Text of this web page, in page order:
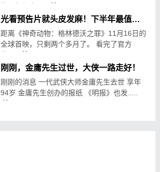
光看预告片就头皮发麻！下半年最值得期待的电影，来了！
距离《神奇动物：格林德沃之罪》11月16日的
全球首映，只剩两个多月了。 看完了官方
刚刚，金庸先生过世，大侠一路走好！
刚刚的消息 一代武侠大师金庸先生去世 享年
94岁 金庸先生创办的报纸 《明报》也发.....